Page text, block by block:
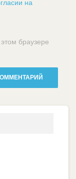
на
браузере